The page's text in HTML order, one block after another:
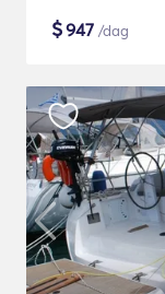
$947 /dag